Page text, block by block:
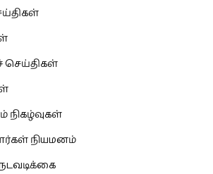
செய்திகள்
நிகழ்வுகள்
நியமனம்